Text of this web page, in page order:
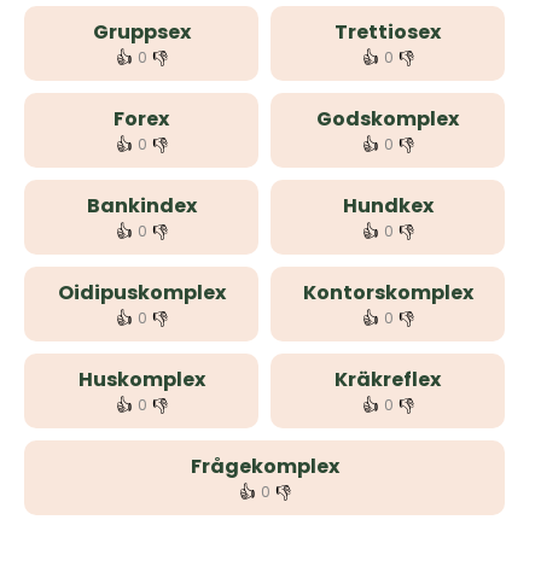
Gruppsex
👍 0 👎
Trettiosex
👍 0 👎
Forex
👍 0 👎
Godskomplex
👍 0 👎
Bankindex
👍 0 👎
Hundkex
👍 0 👎
Oidipuskomplex
👍 0 👎
Kontorskomplex
👍 0 👎
Huskomplex
👍 0 👎
Kräkreflex
👍 0 👎
Frågekomplex
👍 0 👎